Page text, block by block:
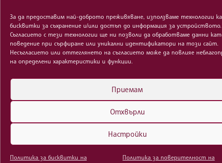
За да предоставим най-доброто преживяване, използваме технологии
бисквитки за съхранение и/или достъп до информация за устройството.
Съгласието с тези технологии ще ни позволи да обработваме данни
поведение при сърфиране или уникални идентификатори на този сайт.
Несъгласието или оттеглянето на съгласието може да повлияе
на определени характеристики и функции.
Приемам
Отхвърли
Настройки
Политика за бисквитки на Политика за поверителност на